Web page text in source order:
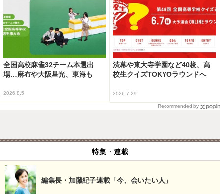
全国高校麻雀32チーム本選出
場…麻布や大阪星光、東海も
2026.8.5
渋幕や東大寺学園など40校、高
校生クイズTOKYOラウンドへ
2026.7.29
Recommended by
特集・連載
編集長・加藤紀子連載「今、会いたい人」